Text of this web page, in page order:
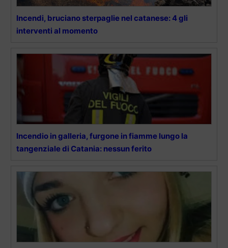
Incendi, bruciano sterpaglie nel catanese: 4 gli
interventi al momento
Incendio in galleria, furgone in fiamme lungo la
tangenziale di Catania: nessun ferito